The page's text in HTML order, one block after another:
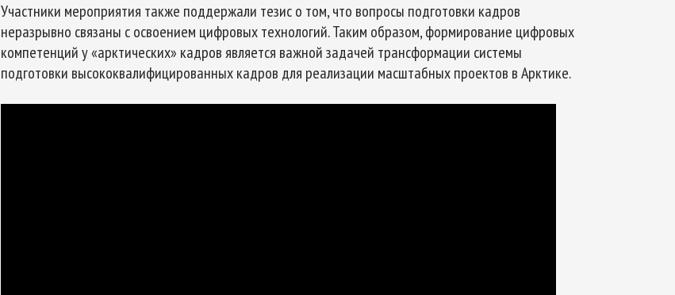
Участники мероприятия также поддержали тезис о том, что вопросы подготовки кадров
неразрывно связаны с освоением цифровых технологий. Таким образом, формирование цифровых
компетенций у «арктических» кадров является важной задачей трансформации системы
подготовки высококвалифицированных кадров для реализации масштабных проектов в Арктике.